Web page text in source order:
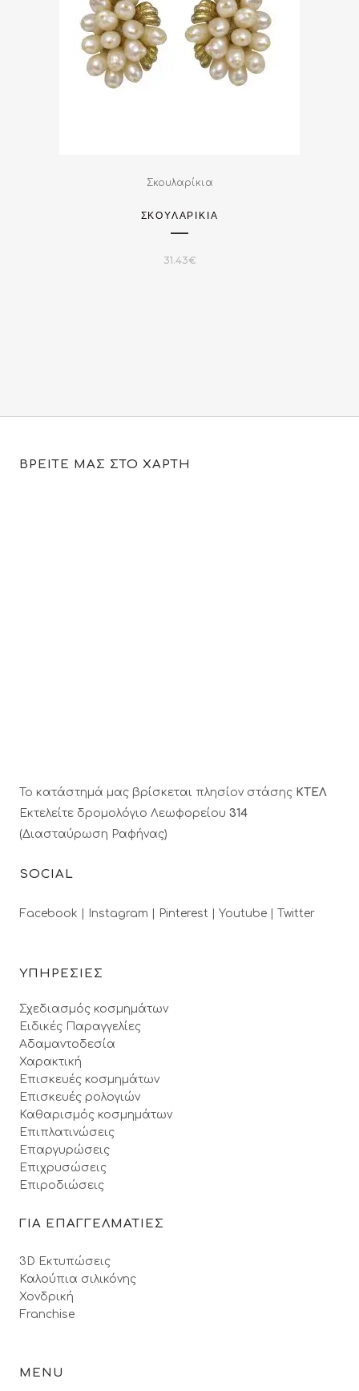
Σκουλαρίκια
ΣΚΟΥΛΑΡΙΚΙΑ
31.43€
ΒΡΕΙΤΕ ΜΑΣ ΣΤΟ ΧΑΡΤΗ
Το κατάστημά μας βρίσκεται πλησίον στάσης ΚΤΕΛ
Εκτελείτε δρομολόγιο Λεωφορείου 314
(Διασταύρωση Ραφήνας)
SOCIAL
Facebook | Instagram | Pinterest | Youtube | Twitter
ΥΠΗΡΕΣΙΕΣ
Σχεδιασμός κοσμημάτων
Ειδικές Παραγγελίες
Αδαμαντοδεσία
Χαρακτική
Επισκευές κοσμημάτων
Επισκευές ρολογιών
Καθαρισμός κοσμημάτων
Επιπλατινώσεις
Επαργυρώσεις
Επιχρυσώσεις
Επιροδιώσεις
ΓΙΑ ΕΠΑΓΓΕΛΜΑΤΙΕΣ
3D Εκτυπώσεις
Καλούπια σιλικόνης
Χονδρική
Franchise
MENU